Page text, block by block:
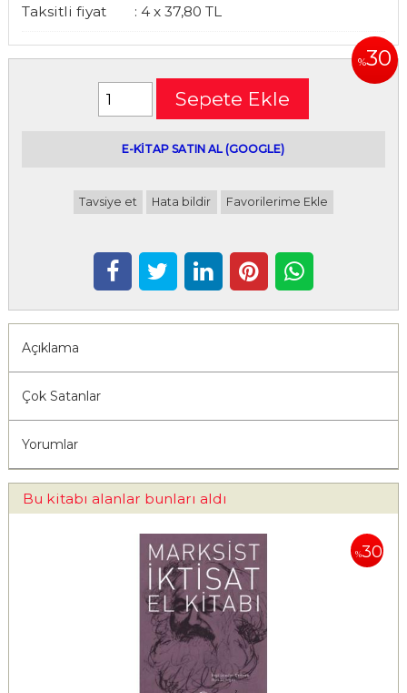
Taksitli fiyat : 4 x 37,80 TL
%30
Sepete Ekle
E-KİTAP SATIN AL (GOOGLE)
Tavsiye et Hata bildir Favorilerime Ekle
Açıklama
Çok Satanlar
Yorumlar
Bu kitabı alanlar bunları aldı
%30